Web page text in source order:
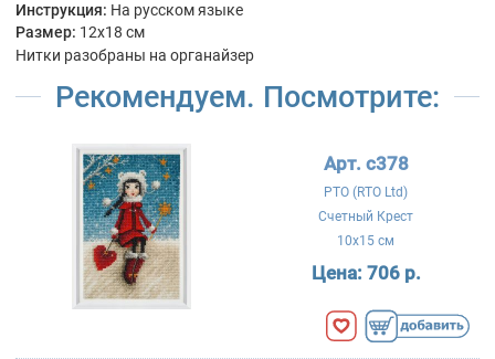
Инструкция: На русском языке
Размер: 12x18 см
Нитки разобраны на органайзер
Рекомендуем. Посмотрите:
Арт. c378
РТО (RTO Ltd)
Счетный Крест
10x15 см
Цена: 706 р.